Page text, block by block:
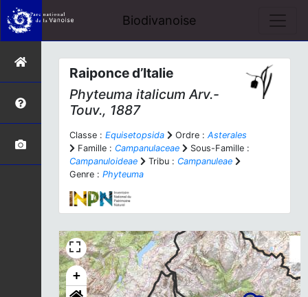
Biodivanoise
Raiponce d’Italie
Phyteuma italicum Arv.-
Touv., 1887
Classe : Equisetopsida Ordre : Asterales
Famille : Campanulaceae
Sous-Famille :
Campanuloideae
Tribu : Campanuleae
Genre : Phyteuma
+